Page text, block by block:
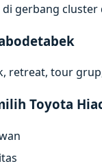
gerbang cluster
retreat, tour
Toyota